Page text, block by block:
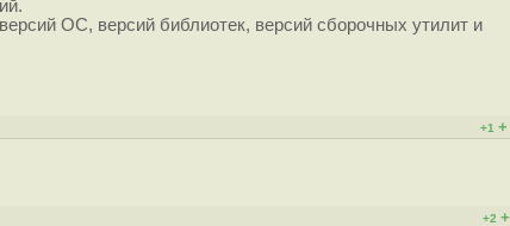
ОС, версий библиотек, версий сборочных утилит и
+1 +
+2 +